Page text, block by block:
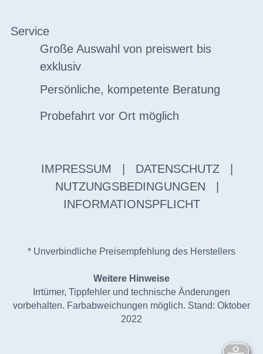
Service
Große Auswahl von preiswert bis
exklusiv
Persönliche, kompetente Beratung
Probefahrt vor Ort möglich
IMPRESSUM DATENSCHUTZ
NUTZUNGSBEDINGUNGEN
INFORMATIONSPFLICHT
* Unverbindliche Preisempfehlung des Herstellers
Weitere Hinweise
Irrtümer, Tippfehler und technische Änderungen
vorbehalten. Farbabweichungen möglich. Stand: Oktober
2022